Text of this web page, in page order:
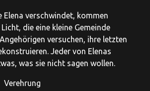
Elena verschwindet, kommen
die eine kleine Gemeinde
versuchen, ihre letzten
Jeder von Elenas
was sie nicht sagen wollen.
Verehrung